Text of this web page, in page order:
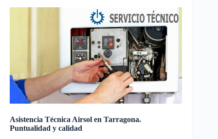
Asistencia Técnica Airsol en Tarragona.
Puntualidad y calidad